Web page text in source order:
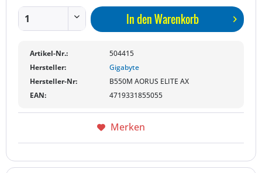
In denWarenkorb
Artikel-Nr.:
504415
Hersteller:
Gigabyte
Hersteller-Nr:
B550M AORUS ELITE AX
EAN:
4719331855055
Merken